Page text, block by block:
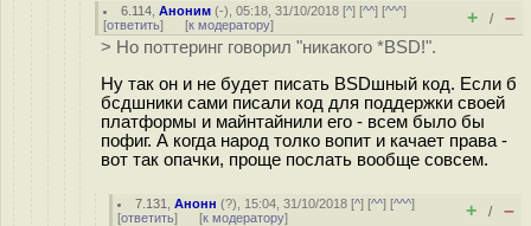
6.114 ,Аноним (-), 05:18, 31/10/2018 [^] [^^] [^^^]
[ответить] [к модератору] + / –
> Но поттеринг говорил "никакого *BSD!".
Ну так он и не будет писать BSDшный код. Если б
бсдшники сами писали код для поддержки своей
платформы и майнтайнили его - всем было бы
пофиг. А когда народ толко вопит и качает права -
вот так опачки, проще послать вообще совсем.
7.131 ,Анонн (?), 15:04, 31/10/2018 [^] [^^] [^^^]
[ответить] [к модератору] + / –